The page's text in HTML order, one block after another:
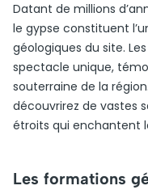
Datant de millions
le gypse constituent
géologiques du site.
spectacle unique,
souterraine de la
découvrirez de vastes
étroits qui enchantent
Les formations